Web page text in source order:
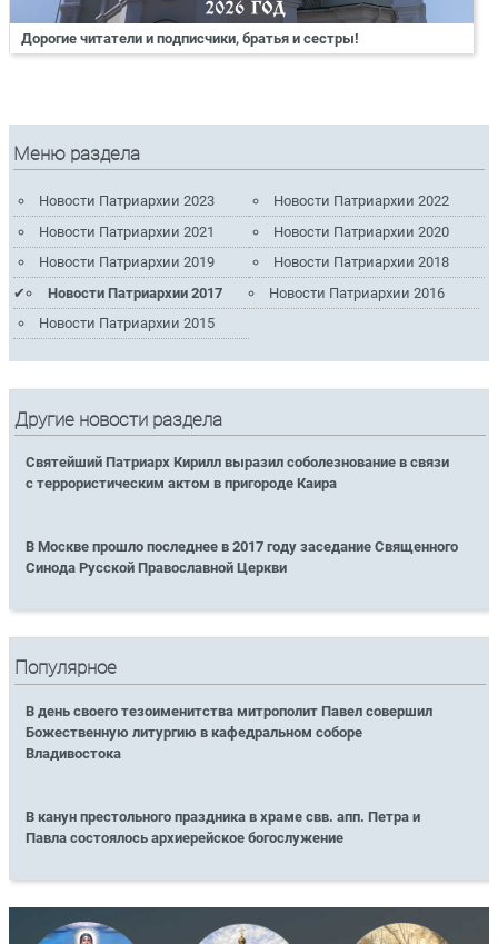
Дорогие читатели и подписчики, братья и сестры!
Меню раздела
Новости Патриархии 2023
Новости Патриархии 2022
Новости Патриархии 2021
Новости Патриархии 2020
Новости Патриархии 2019
Новости Патриархии 2018
Новости Патриархии 2017
Новости Патриархии 2016
Новости Патриархии 2015
Другие новости раздела
Святейший Патриарх Кирилл выразил соболезнование в связи
с террористическим актом в пригороде Каира
В Москве прошло последнее в 2017 году заседание Священного
Синода Русской Православной Церкви
Популярное
В день своего тезоименитства митрополит Павел совершил
Божественную литургию в кафедральном соборе
Владивостока
В канун престольного праздника в храме свв. апп. Петра и
Павла состоялось архиерейское богослужение